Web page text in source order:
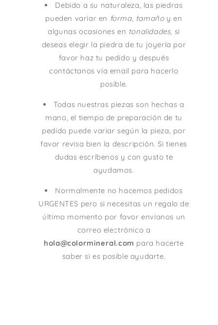
Debido a su naturaleza, las piedras
pueden variar en forma, tamañoy en
algunas ocasiones en tonalidades, si
deseas elegir la piedra de tu joyería por
favor haz tu pedido y después
contáctanos vía email para hacerlo
posible.
Todas nuestras piezas son hechas a
mano, el tiempo de preparación de tu
pedido puede variar según la pieza, por
favor revisa bien la descripción. Si tienes
dudas escríbenos y con gusto te
ayudamos.
Normalmente no hacemos pedidos
URGENTES pero si necesitas un regalo de
último momento por favor envíanos un
correo electrónico a
hola@colormineral.com para hacerte
saber si es posible ayudarte.